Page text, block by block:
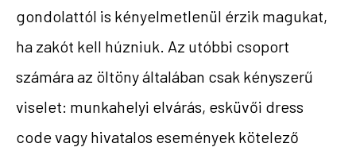
gondolattól is kényelmetlenül érzik magukat,
ha zakót kell húzniuk. Az utóbbi csoport
számára az öltöny általában csak kényszerű
viselet: munkahelyi elvárás, esküvői dress
code vagy hivatalos események kötelező